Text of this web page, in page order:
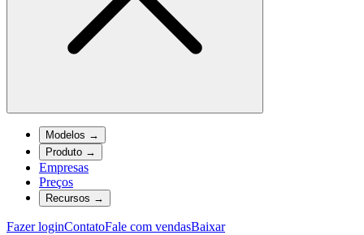
Modelos →
Produto →
Empresas
Preços
Recursos →
Fazer loginContatoFale com vendasBaixar